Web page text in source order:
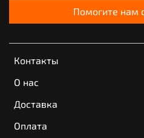
Контакты
О нас
Доставка
Оплата
Помогите нам